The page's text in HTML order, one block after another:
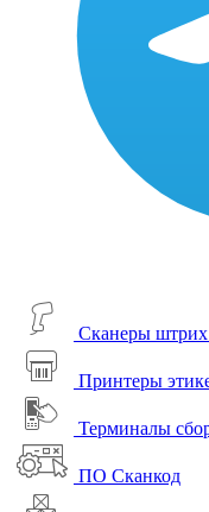
Сканеры штрих
Принтеры
Терминалы
ПО Сканкод